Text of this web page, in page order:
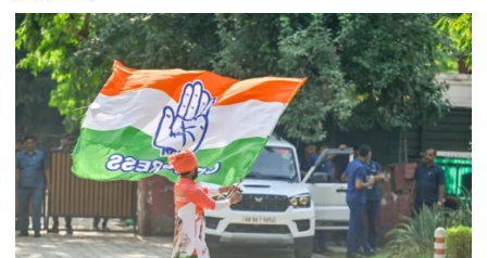
सभी
8
सांसद,
डीलिमिटेशन
बिल
के
बीच
बढ़ी
सियासी
अटकलें
पहले
जयंत
चौधरी
को
बड़ा
झटका,
प्रदेश
अध्यक्ष
डॉ.
रामाशीष
राय